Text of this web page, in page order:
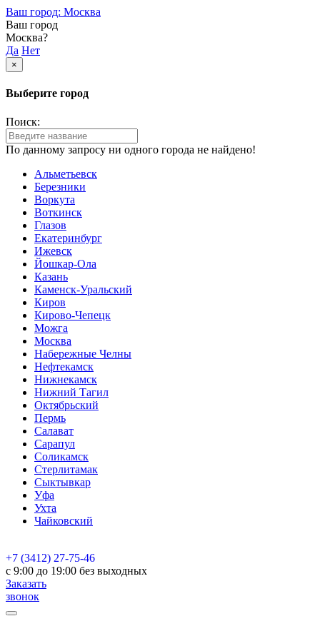
Ваш город: Москва
Ваш город
Москва?
Да Нет
×
Выберите город
Поиск:
По данному запросу ни одного города не найдено!
Альметьевск
Березники
Воркута
Воткинск
Глазов
Екатеринбург
Ижевск
Йошкар-Ола
Казань
Каменск-Уральский
Киров
Кирово-Чепецк
Можга
Москва
Набережные Челны
Нефтекамск
Нижнекамск
Нижний Тагил
Октябрьский
Пермь
Салават
Сарапул
Соликамск
Стерлитамак
Сыктывкар
Уфа
Ухта
Чайковский
+7 (3412) 27-75-46
c 9:00 до 19:00 без выходных
Заказать
звонок